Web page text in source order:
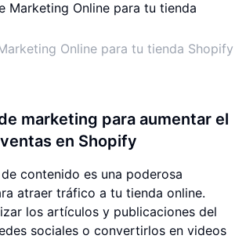
Online para tu tienda Shopify
marketing para aumentar el
en Shopify
contenido es una poderosa
atraer tráfico a tu tienda online.
los artículos y publicaciones del
sociales o convertirlos en videos